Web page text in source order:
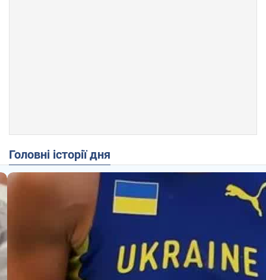
Головні історії дня